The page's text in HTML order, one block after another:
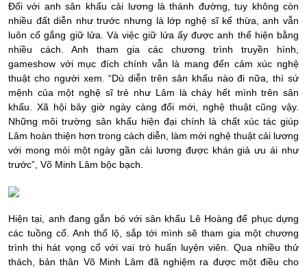
Đối với anh sân khấu cải lương là thánh đường, tuy không còn
nhiều đất diễn như trước nhưng là lớp nghệ sĩ kế thừa, anh vẫn
luôn cố gắng giữ lửa. Và việc giữ lửa ấy được anh thể hiện bằng
nhiều cách. Anh tham gia các chương trình truyền hình,
gameshow với mục đích chính vẫn là mang đến cảm xúc nghệ
thuật cho người xem. “Dù diễn trên sân khấu nào đi nữa, thì sứ
mệnh của một nghệ sĩ trẻ như Lâm là cháy hết mình trên sân
khấu. Xã hội bây giờ ngày càng đổi mới, nghệ thuật cũng vậy.
Những môi trường sân khấu hiện đại chính là chất xúc tác giúp
Lâm hoàn thiện hơn trong cách diễn, làm mới nghệ thuật cải lương
với mong mỏi một ngày gần cải lương được khán giả ưu ái như
trước” , Võ Minh Lâm bộc bạch.
Hiện tại, anh đang gắn bó với sân khấu Lê Hoàng để phục dựng
các tuồng cổ. Anh thổ lộ, sắp tới mình sẽ tham gia một chương
trình thi hát vọng cổ với vai trò huấn luyện viên. Qua nhiều thử
thách, bản thân Võ Minh Lâm đã nghiệm ra được một điều cho